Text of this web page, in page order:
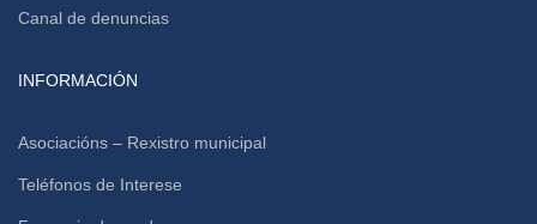
Canal de denuncias
INFORMACIÓN
Asociacións – Rexistro municipal
Teléfonos de Interese